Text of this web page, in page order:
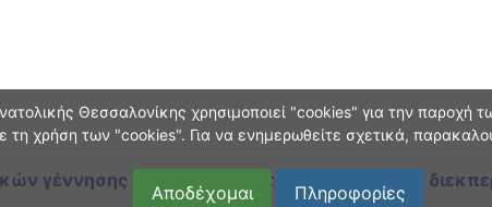
Θεσσαλονίκης χρησιμοποιεί "cookies" για την παροχή
τη χρήση των "cookies". Για να ενημερωθείτε σχετικά,
Αποδέχομαι Πληροφορίες
γέννησης και οικογεν. κατάστασης κατά τη